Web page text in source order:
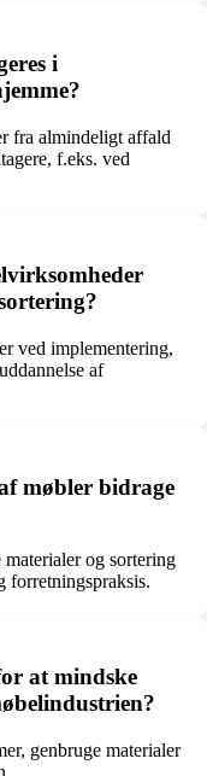
i
fra almindeligt affald
f.eks. ved
ved implementering,
af
møbler bidrage
og sortering
forretningspraksis.
at mindske
genbruge materialer